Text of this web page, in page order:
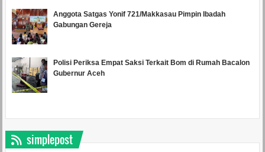
Anggota Satgas Yonif 721/Makkasau Pimpin Ibadah
Gabungan Gereja
Polisi Periksa Empat Saksi Terkait Bom di Rumah Bacalon
Gubernur Aceh
simplepost